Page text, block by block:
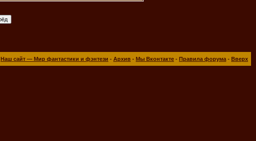
Наш сайт — Мир фантастики и фэнтези - Архив - Мы Вконтакте - Правила форума - Вверх